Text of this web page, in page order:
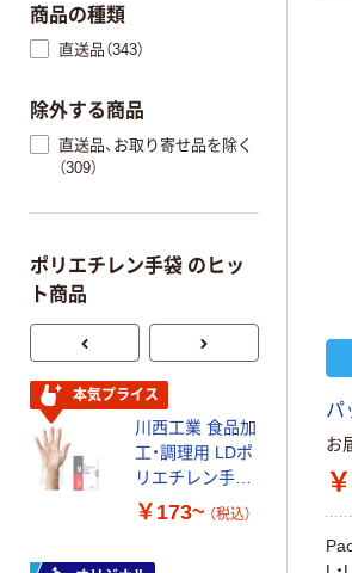
パ
お
商品の種類
直送品（343）
除外する商品
直送品、お取り寄せ品を除く
（309）
ポリエチレン手袋 のヒッ
ト商品
本気プライス
川西工業 食品加
工・調理用 LDポ
リエチレン手袋
型押しエンボス
使い捨て手袋
￥173~ （税込）